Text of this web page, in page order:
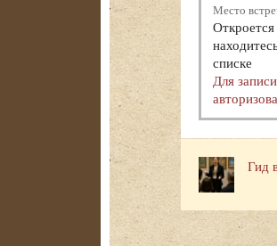
Место
списке
Для
Гид